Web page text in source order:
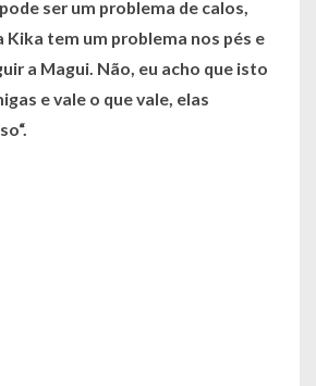
ser um problema de calos,
Kika tem um problema nos pés e
a Magui. Não, eu acho que isto
e vale o que vale, elas
“.